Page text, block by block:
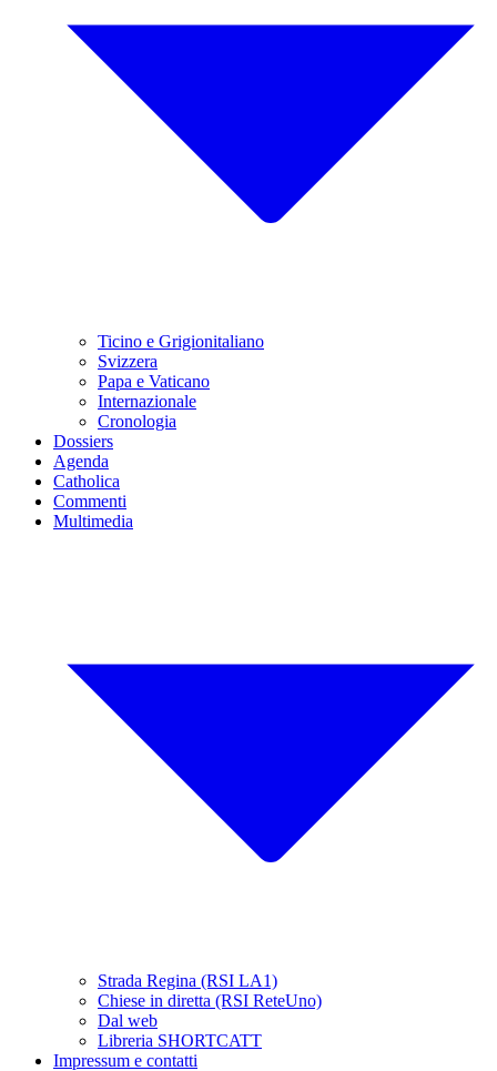
Ticino e Grigionitaliano
Svizzera
Papa e Vaticano
Internazionale
Cronologia
Dossiers
Agenda
Catholica
Commenti
Multimedia
Strada Regina (RSI LA1)
Chiese in diretta (RSI ReteUno)
Dal web
Libreria SHORTCATT
Impressum e contatti